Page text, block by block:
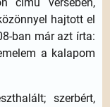
hajtott el
ban már azt írta:
a kalapom
szerbért,